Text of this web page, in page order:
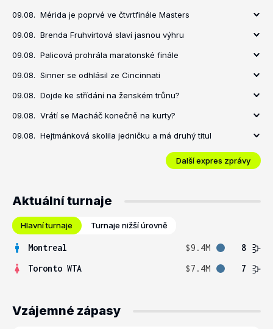
09.08. Mérida je poprvé ve čtvrtfinále Masters
09.08. Brenda Fruhvirtová slaví jasnou výhru
09.08. Palicová prohrála maratonské finále
09.08. Sinner se odhlásil ze Cincinnati
09.08. Dojde ke střídání na ženském trůnu?
09.08. Vrátí se Macháč konečně na kurty?
09.08. Hejtmánková skolila jedničku a má druhý titul
Další expres zprávy
Aktuální turnaje
Hlavní turnaje Turnaje nižší úrovně
Montreal $9.4M
8
Toronto WTA
$7.4M 7
Vzájemné zápasy